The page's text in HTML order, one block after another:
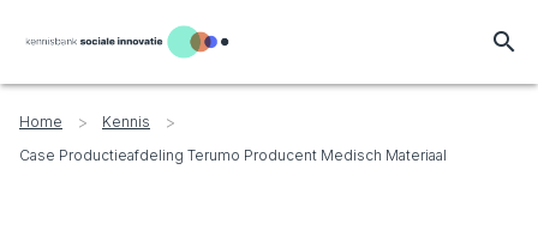
search
Home > Kennis >
Case Productieafdeling Terumo Producent Medisch Materiaal